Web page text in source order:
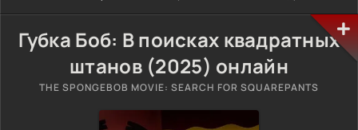
Губка Боб: В поисках квадратных
штанов (2025) онлайн
THE SPONGEBOB MOVIE: SEARCH FOR SQUAREPANTS